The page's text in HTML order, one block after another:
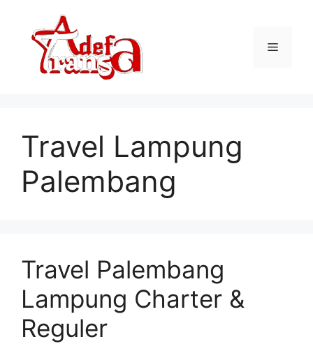
Menu
Travel Lampung
Palembang
Travel Palembang
Lampung Charter &
Reguler